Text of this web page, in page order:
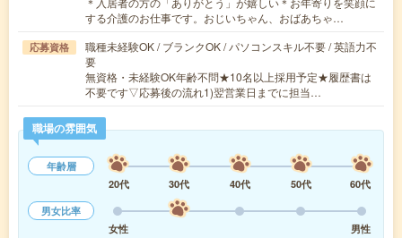
する介護のお仕事です。おじいちゃん、おばあちゃ…
応募資格
職種未経験OK / ブランクOK / パソコンスキル不要 / 英語力不
要
無資格・未経験OK年齢不問★10名以上採用予定★履歴書は
不要です▽応募後の流れ1)翌営業日までに担当…
職場の雰囲気
年齢層
20代
30代 40代 50代
60代
男女比率
女性
男性